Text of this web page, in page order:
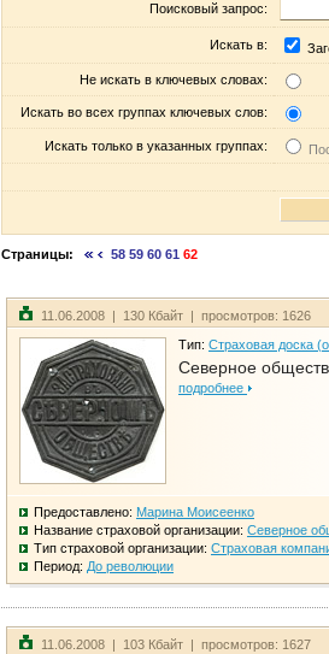
Поисковый запрос:
Искать в:
Не искать в ключевых словах:
Искать во всех группах ключевых слов:
Искать только в указанных группах:
Страницы: 58 59 60 61 62
11.06.2008 | 130 Кбайт | просмотров: 1626
Тип: Страховая доска
Северное
подробнее
Предоставлено: Марина Моисеенко
Название страховой организации: Северное
Тип страховой организации: Страховая
Период: До революции
11.06.2008 | 103 Кбайт | просмотров: 1627